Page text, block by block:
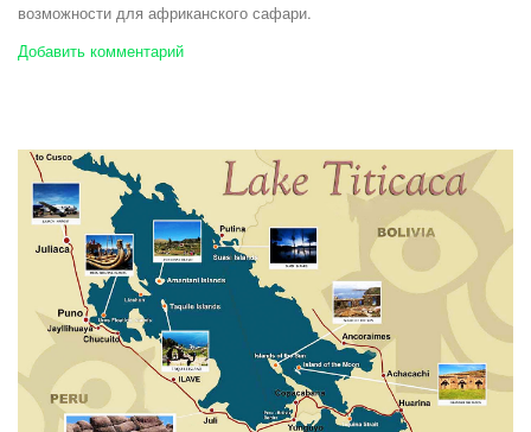
возможности для африканского сафари.
Добавить комментарий